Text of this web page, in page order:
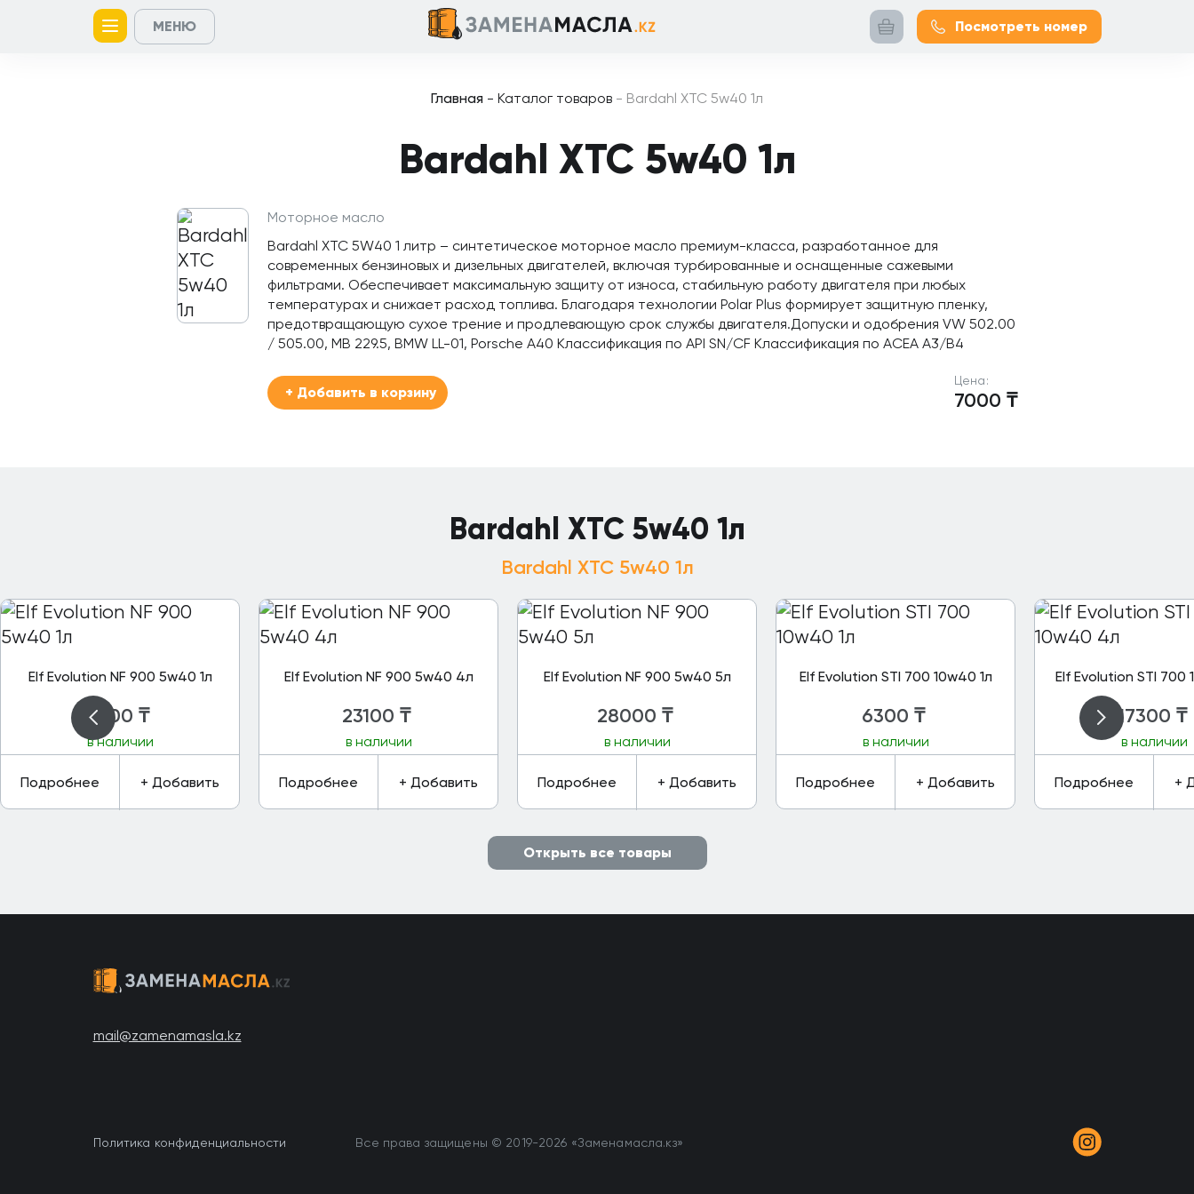
Главная - Каталог товаров - Bardahl XTC 5w40 1л
МЕНЮ Посмотреть номер
Bardahl XTC 5w40 1л
Моторное масло
Bardahl XTC 5W40 1 литр – синтетическое моторное масло премиум-класса, разработанное для
современных бензиновых и дизельных двигателей, включая турбированные и оснащенные сажевыми
фильтрами. Обеспечивает максимальную защиту от износа, стабильную работу двигателя при любых
температурах и снижает расход топлива. Благодаря технологии Polar Plus формирует защитную пленку,
предотвращающую сухое трение и продлевающую срок службы двигателя.Допуски и одобрения VW 502.00
/ 505.00, MB 229.5, BMW LL-01, Porsche A40 Классификация по API SN/CF Классификация по ACEA A3/B4
Цена:
7000 ₸
+ Добавить в корзину
Bardahl XTC 5w40 1л
Bardahl XTC 5w40 1л
Elf Evolution NF 900 5w40 1л
7000 ₸
в наличии
Подробнее + Добавить
Elf Evolution NF 900 5w40 4л
23100 ₸
в наличии
Подробнее + Добавить
Elf Evolution NF 900 5w40 5л
28000 ₸
в наличии
Подробнее + Добавить
Elf Evolution STI 700 10w40 1л
6300 ₸
в наличии
Подробнее + Добавить
Elf Evolution STI 700
17300 ₸
в наличии
Подробнее +
Открыть все товары
mail@zamenamasla.kz
Политика конфиденциальности Все права защищены © 2019-2026 «Заменамасла.кз»